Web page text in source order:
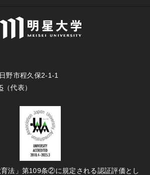
野市程久保2-1-1
（代表）
法」第109条②に規定される認証評価とし